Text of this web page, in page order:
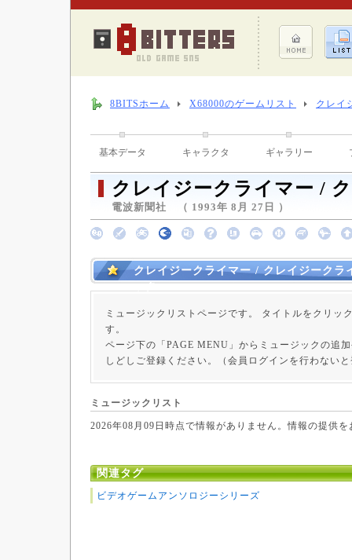
8BITSホーム X68000のゲームリスト クレイ
基本データ キャラクタ ギャラリー
クレイジークライマー /
電波新聞社 （ 1993年 8月 27日 ）
クレイジークライマー / クレイジークラ
ック
ミュージックリストページです。 タイトルをクリッ
す。
ページ下の「PAGE MENU」からミュージックの追
しどしご登録ください。（会員ログインを行わない
ミュージックリスト
2026年08月09日時点で情報がありません。情報の提供
関連タグ
ビデオゲームアンソロジーシリーズ